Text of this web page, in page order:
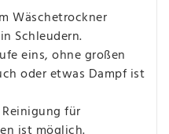
Wäschetrockner
Schleudern.
eins, ohne großen
oder etwas Dampf ist
für